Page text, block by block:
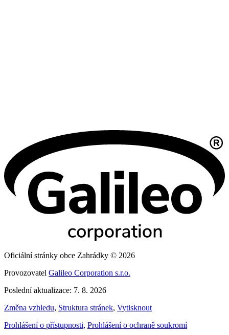
Oficiální stránky obce Zahrádky © 2026
Provozovatel Galileo Corporation s.r.o.
Poslední aktualizace: 7. 8. 2026
Změna vzhledu, Struktura stránek, Vytisknout
Prohlášení o přístupnosti, Prohlášení o ochraně soukromí